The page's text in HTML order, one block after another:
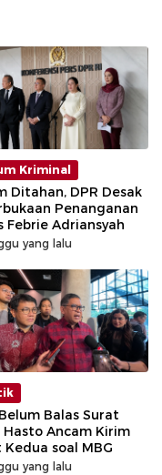
Kriminal
Ditahan, DPR Desak
Penanganan
Febrie Adriansyah
yang lalu
Balas Surat
Hasto Ancam Kirim
Kedua soal MBG
yang lalu